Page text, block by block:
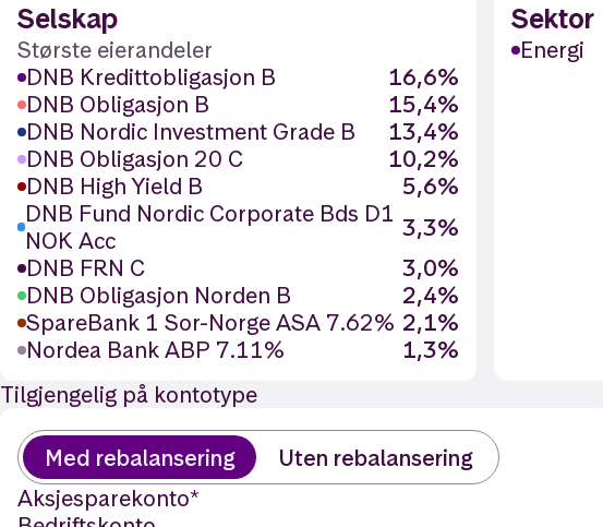
Selskap
Største eierandeler
DNB Kredittobligasjon B
16,6%
DNB Obligasjon B
15,4%
DNB Nordic Investment Grade B
13,4%
DNB Obligasjon 20 C
10,2%
DNB High Yield B
5,6%
DNB Fund Nordic Corporate Bds D1
NOK Acc
3,3%
DNB FRN C
3,0%
DNB Obligasjon Norden B
2,4%
SpareBank 1 Sor-Norge ASA 7.62% 2,1%
Nordea Bank ABP 7.11%
1,3%
Sektor
Energi
Tilgjengelig på kontotype
Med rebalansering
Uten rebalansering
Aksjesparekonto*